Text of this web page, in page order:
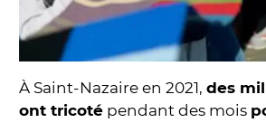
À Saint-Nazaire en 2021, des
ont tricoté pendant des mois